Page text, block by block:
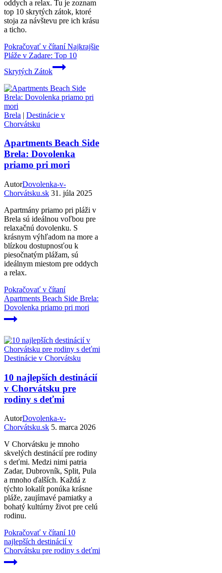
oddych a relax. Tu je zoznam
top 10 skrytých zátok, ktoré
stoja za návštevu pre ich krásu
a ticho.
Pokračovať v čítaníNajkrajšie
Pláže v Zadare: Top 10
Skrytých Zátok
Brela | Destinácie v
Chorvátsku
Apartments Beach Side
Brela: Dovolenka
priamo pri mori
AutorDovolenka-v-
Chorvátsku.sk 31. júla 2025
Apartmány priamo pri pláži v
Brela sú ideálnou voľbou pre
relaxačnú dovolenku. S
krásnym výhľadom na more a
blízkou dostupnosťou k
piesočnatým plážam, sú
ideálnym miestom pre oddych
a relax.
Pokračovať v čítaní
Apartments Beach Side Brela:
Dovolenka priamo pri mori
Destinácie v Chorvátsku
10 najlepších destinácií
v Chorvátsku pre
rodiny s deťmi
AutorDovolenka-v-
Chorvátsku.sk 5. marca 2026
V Chorvátsku je mnoho
skvelých destinácií pre rodiny
s deťmi. Medzi nimi patria
Zadar, Dubrovník, Split, Pula
a mnoho ďalších. Každá z
týchto lokalít ponúka krásne
pláže, zaujímavé pamiatky a
bohatý kultúrny život pre celú
rodinu.
Pokračovať v čítaní10
najlepších destinácií v
Chorvátsku pre rodiny s deťmi